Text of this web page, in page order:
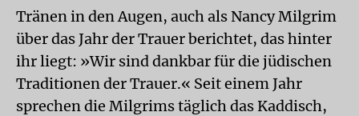
Tränen in den Augen, auch als Nancy Milgrim
über das Jahr der Trauer berichtet, das hinter
ihr liegt: »Wir sind dankbar für die jüdischen
Traditionen der Trauer.« Seit einem Jahr
sprechen die Milgrims täglich das Kaddisch,